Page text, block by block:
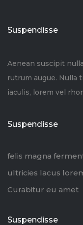
Suspendisse
Aenean suscipit
rutrum augue. Nulla
iaculis, lorem vel
Suspendisse
felis magna
ultricies lacus
Curabitur eu amet
Suspendisse